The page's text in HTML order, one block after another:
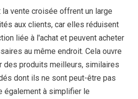
vente croisée offrent un large
aux clients, car elles réduisent
liée à l'achat et peuvent acheter
au même endroit. Cela ouvre
des produits meilleurs, similaires
dont ils ne sont peut-être pas
également à simplifier le